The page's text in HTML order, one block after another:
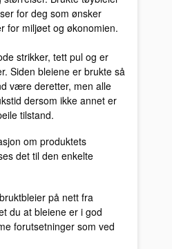
for deg som ønsker
for miljøet og økonomien.
strikker, tett pul og er
Siden bleiene er brukte så
være deretter, men alle
dersom ikke annet er
tilstand.
om produktets
det til den enkelte
på nett fra
du at bleiene er i god
forutsetninger som ved